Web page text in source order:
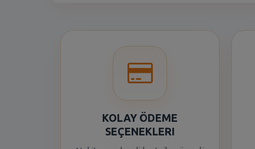
KOLAY ÖDEME
SEÇENEKLERI